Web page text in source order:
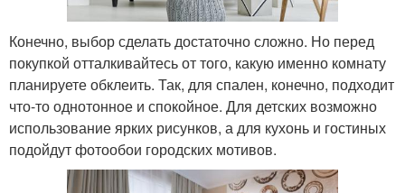
Конечно, выбор сделать достаточно сложно. Но перед
покупкой отталкивайтесь от того, какую именно комнату
планируете обклеить. Так, для спален, конечно, подходит
что-то однотонное и спокойное. Для детских возможно
использование ярких рисунков, а для кухонь и гостиных
подойдут фотообои городских мотивов.